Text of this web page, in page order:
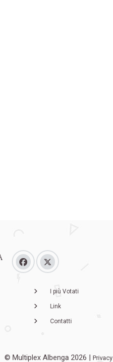
I più Votati
Link
Contatti
© Multiplex Albenga 2026 |Privacy